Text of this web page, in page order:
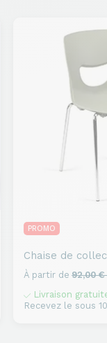
PROMO
Chaise de
À partir de 92,00 €
Livraison
Recevez le sous